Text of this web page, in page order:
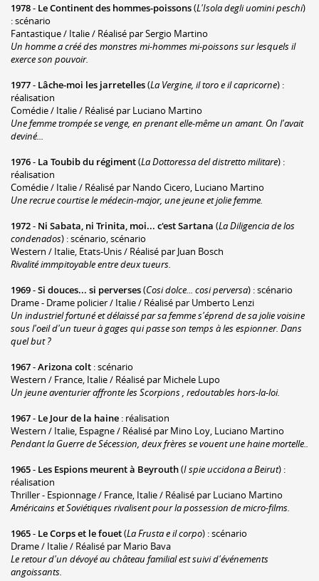
1978- Le Continent des hommes-poissons(L'Isola degli uomini peschi)
: scénario
Fantastique / Italie / Réalisé par Sergio Martino
Un homme a créé des monstres mi-hommes mi-poissons sur lesquels il
exerce son pouvoir.
1977- Lâche-moi les jarretelles(La Vergine, il toro e il capricorne) :
réalisation
Comédie / Italie / Réalisé par Luciano Martino
Une femme trompée se venge, en prenant elle-même un amant. On l'avait
deviné...
1976- La Toubib du régiment(La Dottoressa del distretto militare) :
réalisation
Comédie / Italie / Réalisé par Nando Cicero, Luciano Martino
Une recrue courtise le médecin-major, une jeune et jolie femme.
1972- Ni Sabata, ni Trinita, moi... c'est Sartana (La Diligencia de los
condenados) : scénario, scénario
Western / Italie, Etats-Unis / Réalisé par Juan Bosch
Rivalité immpitoyable entre deux tueurs.
1969-Si douces... si perverses(Cosi dolce... cosi perversa) : scénario
Drame - Drame policier / Italie / Réalisé par Umberto Lenzi
Un industriel fortuné et délaissé par sa femme s'éprend de sa jolie voisine
sous l'oeil d'un tueur à gages qui passe son temps à les espionner. Dans
quel but ?
1967-Arizona colt : scénario
Western / France, Italie / Réalisé par Michele Lupo
Un jeune aventurier affronte les Scorpions , redoutables hors-la-loi.
1967- Le Jour de la haine : réalisation
Western / Italie, Espagne / Réalisé par Mino Loy, Luciano Martino
Pendant la Guerre de Sécession, deux frères se vouent une haine mortelle..
1965- Les Espions meurent à Beyrouth(I spie uccidona a Beirut) :
réalisation
Thriller - Espionnage / France, Italie / Réalisé par Luciano Martino
Américains et Soviétiques rivalisent pour la possession de micro-films.
1965- Le Corps et le fouet(La Frusta e il corpo) : scénario
Drame / Italie / Réalisé par Mario Bava
Le retour d'un dévoyé au château familial est suivi d'événements
angoissants.